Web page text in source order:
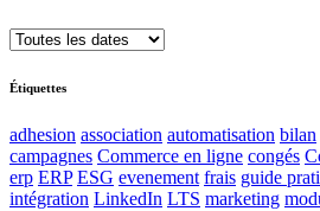
Étiquettes
adhesion association automatisation bilan
campagnes Commerce en ligne congés
erp ERP ESG evenement frais guide
intégration LinkedIn LTS marketing